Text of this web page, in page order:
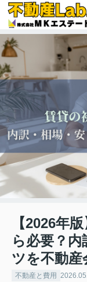
【2026年
ら必要？
ツを不動産
不動産と費用